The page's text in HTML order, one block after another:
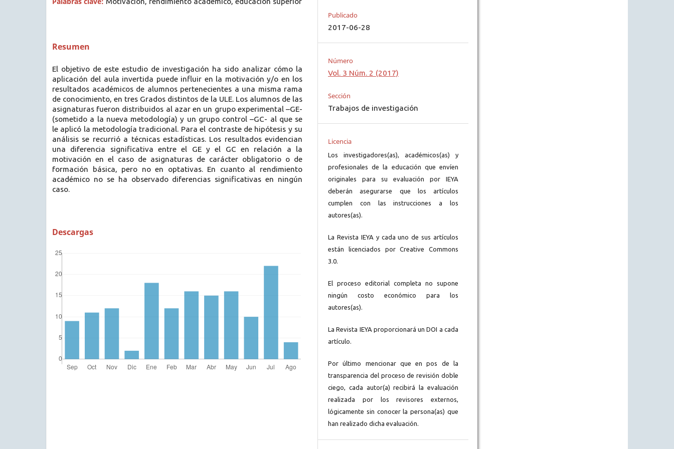
Resumen
El objetivo de este estudio de investigación ha sido analizar cómo la
aplicación del aula invertida puede influir en la motivación y/o en los
resultados académicos de alumnos pertenecientes a una misma rama
de conocimiento, en tres Grados distintos de la ULE. Los alumnos de las
asignaturas fueron distribuidos al azar en un grupo experimental –GE-
(sometido a la nueva metodología) y un grupo control –GC- al que se
le aplicó la metodología tradicional. Para el contraste de hipótesis y su
análisis se recurrió a técnicas estadísticas. Los resultados evidencian
una diferencia significativa entre el GE y el GC en relación a la
motivación en el caso de asignaturas de carácter obligatorio o de
formación básica, pero no en optativas. En cuanto al rendimiento
académico no se ha observado diferencias significativas en ningún
caso.
Descargas
Publicado
2017-06-28
Número
Vol. 3 Núm. 2 (2017)
Sección
Trabajos de investigación
Licencia
Los investigadores(as), académicos(as) y
profesionales de la educación que envíen
originales para su evaluación por IEYA
deberán asegurarse que los artículos
cumplen con las instrucciones a los
autores(as).
La Revista IEYA y cada uno de sus artículos
están licenciados por Creative Commons
3.0.
El proceso editorial completa no supone
ningún costo económico para los
autores(as).
La Revista IEYA proporcionará un DOI a cada
artículo.
Por último mencionar que en pos de la
transparencia del proceso de revisión doble
ciego, cada autor(a) recibirá la evaluación
realizada por los revisores externos,
lógicamente sin conocer la persona(as) que
han realizado dicha evaluación.